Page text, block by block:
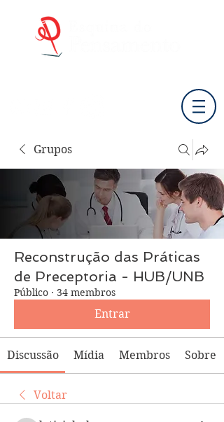
Grupos
Reconstrução das Práticas
de Preceptoria - HUB/UNB
Público · 34 membros
Entrar
Discussão Mídia Membros Sobre
Voltar